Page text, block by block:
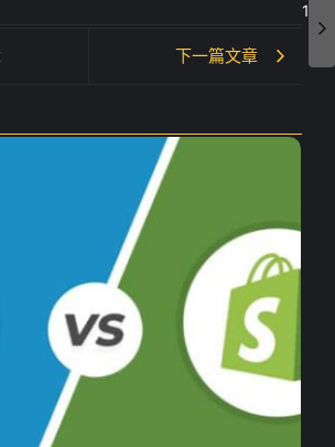
171
下一篇文章